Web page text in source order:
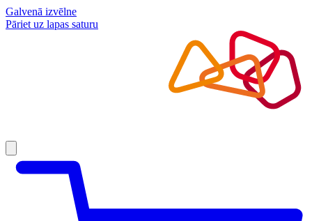
Galvenā izvēlne
Pāriet uz lapas saturu